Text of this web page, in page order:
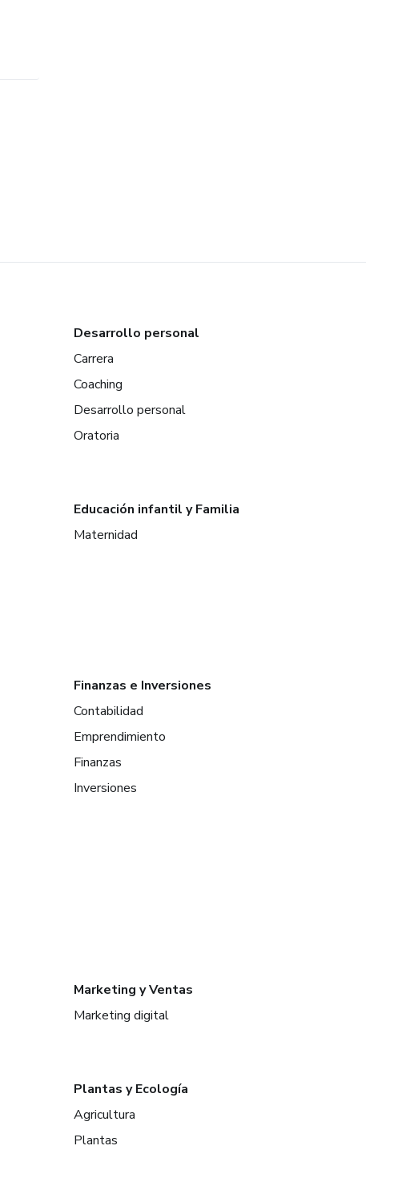
Desarrollo personal
Carrera
Coaching
Desarrollo personal
Oratoria
Educación infantil y Familia
Maternidad
Finanzas e Inversiones
Contabilidad
Emprendimiento
Finanzas
Inversiones
Marketing y Ventas
Marketing digital
Plantas y Ecología
Agricultura
Plantas